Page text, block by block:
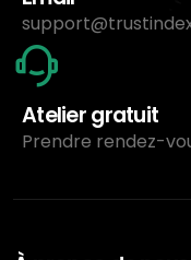
Atelier gratuit
Prendre rendez-